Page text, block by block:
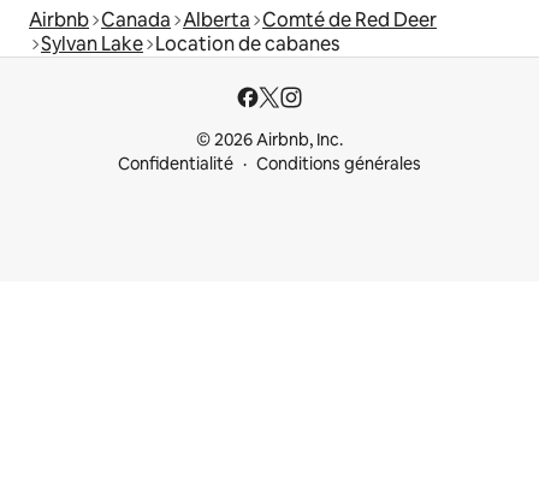
Airbnb Canada Alberta Comté de Red Deer
Sylvan Lake Location de cabanes
© 2026 Airbnb, Inc.
Confidentialité
Conditions générales